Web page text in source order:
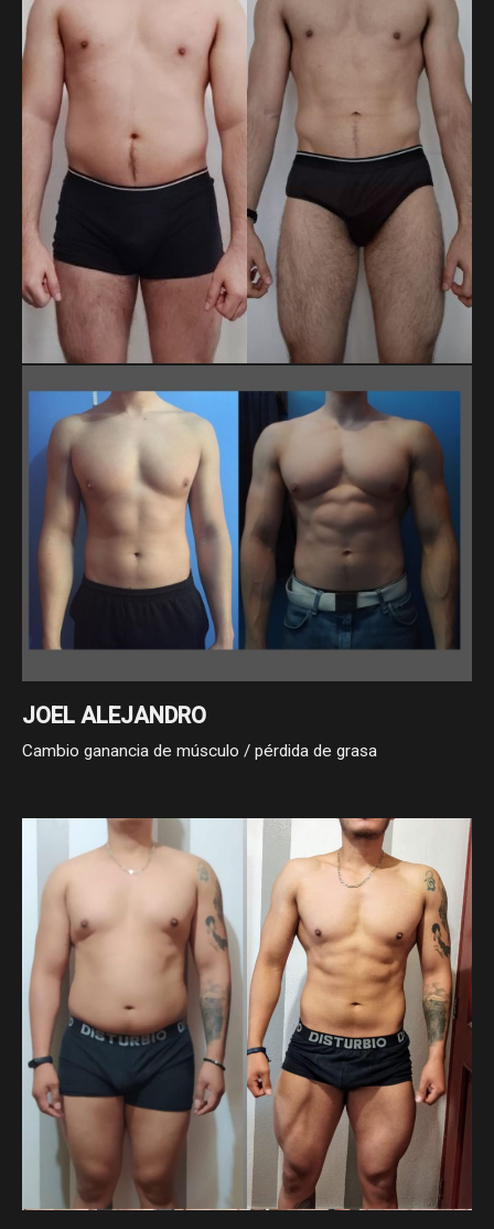
cintura de 85 a 74 cm. Son más de 6 kg y 11 cm menos,
resultado de su disciplina y constancia a lo largo del proceso.
LUIS FERNANDO ESCALONA CONTRERAS
En 20 meses, Luis Fernando bajó de 79.8 a 71.9 kg y redujo
su cintura de 99 a 78.5 cm. Son casi 8 kg y más de 20 cm
menos, logrados con constancia y disciplina en su proceso.
JOEL ALEJANDRO
Cambio ganancia de músculo / pérdida de grasa